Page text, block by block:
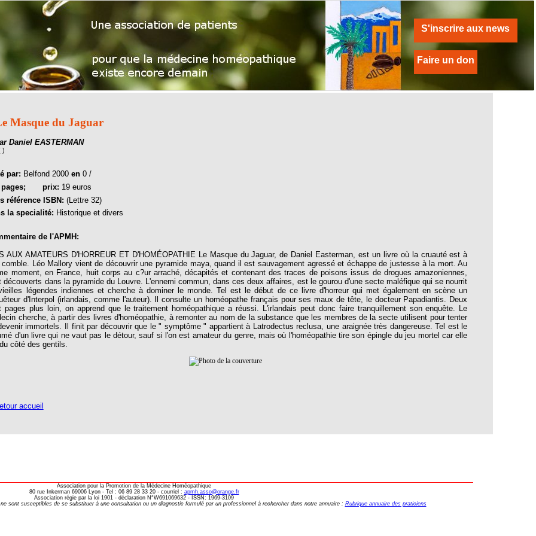
S'inscrire aux news
Faire un don
Masque du Jaguar
Daniel EASTERMAN
)
par: Belfond 2000 en0 /
pages; prix: 19 euros
référence ISBN:(Lettre 32)
la specialité: Historique et divers
de l'APMH:
AUX AMATEURS D'HORREUR ET D'HOMÉOPATHIE Le Masque du Jaguar, de Daniel Easterman, est un livre où la cruauté est à
Léo Mallory vient de découvrir une pyramide maya, quand il est sauvagement agressé et échappe de justesse à la mort. Au
moment, en France, huit corps au c?ur arraché, décapités et contenant des traces de poisons issus de drogues amazoniennes,
découverts dans la pyramide du Louvre. L'ennemi commun, dans ces deux affaires, est le gourou d'une secte maléfique qui se nourrit
légendes indiennes et cherche à dominer le monde. Tel est le début de ce livre d'horreur qui met également en scène un
d'Interpol (irlandais, comme l'auteur). Il consulte un homéopathe français pour ses maux de tête, le docteur Papadiantis. Deux
pages plus loin, on apprend que le traitement homéopathique a réussi. L'irlandais peut donc faire tranquillement son enquête. Le
cherche, à partir des livres d'homéopathie, à remonter au nom de la substance que les membres de la secte utilisent pour tenter
immortels. Il finit par découvrir que le " symptôme " appartient à Latrodectus reclusa, une araignée très dangereuse. Tel est le
d'un livre qui ne vaut pas le détour, sauf si l'on est amateur du genre, mais où l'homéopathie tire son épingle du jeu mortel car elle
côté des gentils.
accueil
Association pour la Promotion de la Médecine Homéopathique
80 rue Inkerman 69006 Lyon - Tel : 06 89 28 33 20 - courriel : apmh.asso@orange.fr
Association régie par la loi 1901 - déclaration N°W691069632 - ISSN: 1969-3109
sont susceptibles de se substituer à une consultation ou un diagnostic formulé par un professionnel à rechercher dans notre annuaire : Rubrique annuaire des praticiens